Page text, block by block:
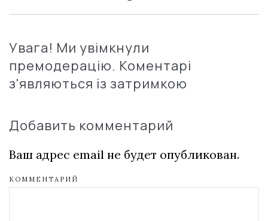
Увага! Ми увімкнули
премодерацію. Коментарі
з'являються із затримкою
Добавить комментарий
Ваш адрес email не будет опубликован.
КОММЕНТАРИЙ